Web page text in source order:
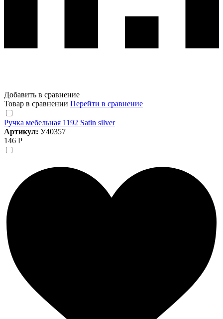
Добавить в сравнение
Товар в сравнении Перейти в сравнение
Ручка мебельная 1192 Satin silver
Артикул: У40357
146 Р